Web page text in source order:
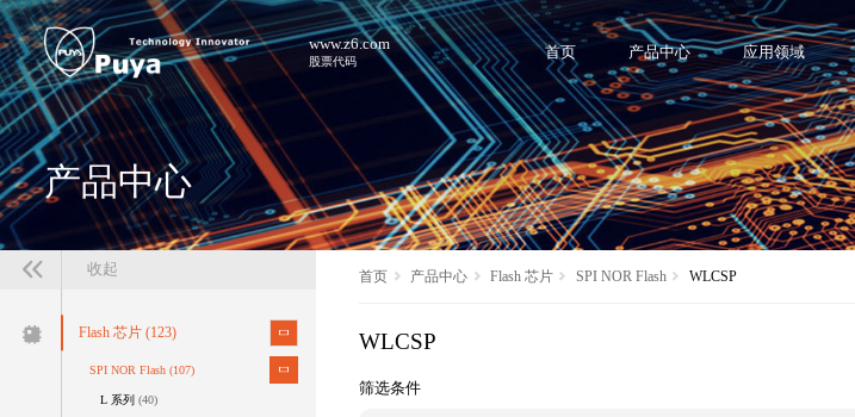
www.z6.com
股票代码
首页 产品中心 应用领域
产品中心
收起
Flash 芯片(123)
SPI NOR Flash (107)
L 系列 (40)
首页 产品中心 Flash 芯片 SPI NOR Flash WLCSP
WLCSP
筛选条件